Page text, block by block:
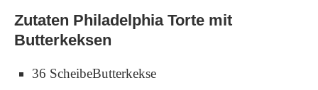
Zutaten Philadelphia Torte mit
Butterkeksen
36 ScheibeButterkekse